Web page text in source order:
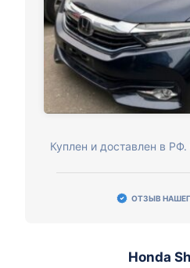
Куплен и доставлен в
ОТЗЫВ
Honda